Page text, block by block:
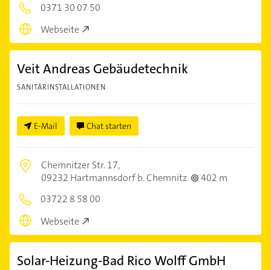
0371 30 07 50
Webseite
Veit Andreas Gebäudetechnik
SANITÄRINSTALLATIONEN
E-Mail Chat starten
Chemnitzer Str. 17,
09232 Hartmannsdorf b. Chemnitz
402 m
03722 8 58 00
Webseite
Solar-Heizung-Bad Rico Wolff GmbH